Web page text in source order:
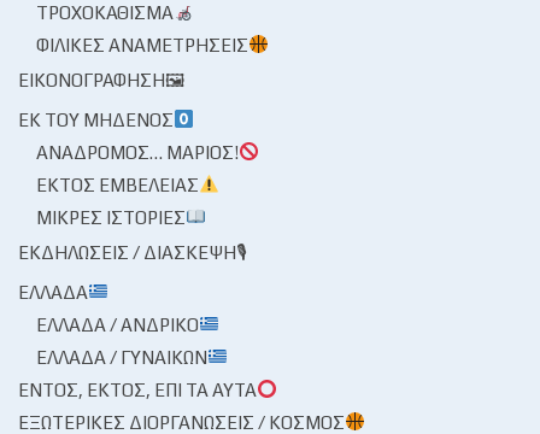
ΤΡΟΧΟΚΆΘΙΣΜΑ
ΦΙΛΙΚΈΣ ΑΝΑΜΕΤΡΉΣΕΙΣ
ΕΙΚΟΝΟΓΡΆΦΗΣΗ🖼
ΕΚ ΤΟΥ ΜΗΔΕΝΌΣ
ΑΝΆΔΡΟΜΟΣ… ΜΆΡΙΟΣ!
ΕΚΤΌΣ ΕΜΒΈΛΕΙΑΣ
ΜΙΚΡΈΣ ΙΣΤΟΡΊΕΣ
ΕΚΔΗΛΏΣΕΙΣ / ΔΙΆΣΚΕΨΗ🎙
ΕΛΛΆΔΑ
ΕΛΛΆΔΑ / ΑΝΔΡΙΚΌ
ΕΛΛΆΔΑ / ΓΥΝΑΙΚΏΝ
ΕΝΤΌΣ, ΕΚΤΌΣ, ΕΠΊ ΤΑ ΑΥΤΆ
ΕΞΩΤΕΡΙΚΈΣ ΔΙΟΡΓΑΝΏΣΕΙΣ / ΚΌΣΜΟΣ